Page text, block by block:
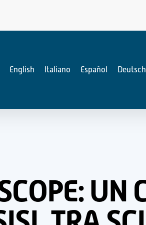
English
Italiano Español Deutsch
UN